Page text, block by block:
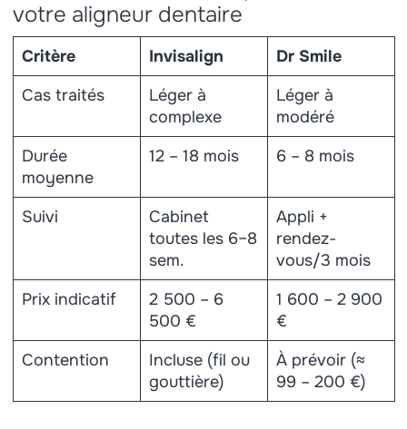
votre aligneur dentaire
Critère Invisalign
Dr Smile
Cas traités
Léger à
complexe
Léger à
modéré
Durée
moyenne
12 – 18 mois 6 – 8 mois
Suivi
Cabinet
toutes les 6–8
sem.
Appli +
rendez-
vous/3 mois
Prix indicatif
2 500 – 6
500 €
1 600 – 2 900
€
Contention
Incluse (fil ou
gouttière)
À prévoir (≈
99 – 200 €)